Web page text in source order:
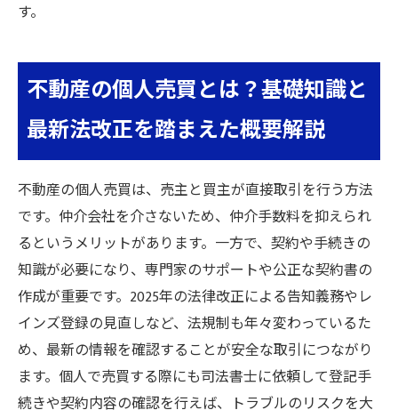
す。
不動産の個人売買とは？基礎知識と
最新法改正を踏まえた概要解説
不動産の個人売買は、売主と買主が直接取引を行う方法
です。仲介会社を介さないため、仲介手数料を抑えられ
るというメリットがあります。一方で、契約や手続きの
知識が必要になり、専門家のサポートや公正な契約書の
作成が重要です。2025年の法律改正による告知義務やレ
インズ登録の見直しなど、法規制も年々変わっているた
め、最新の情報を確認することが安全な取引につながり
ます。個人で売買する際にも司法書士に依頼して登記手
続きや契約内容の確認を行えば、トラブルのリスクを大